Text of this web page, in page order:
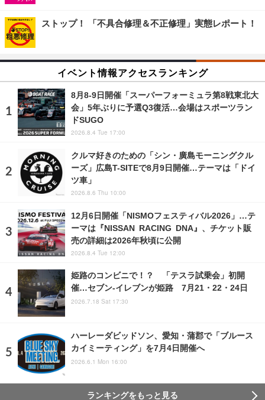
ストップ！ 「不具合修理＆不正修理」実態レポート！
イベント情報アクセスランキング
8月8‐9日開催「スーパーフォーミュラ第8戦東北大
会」5年ぶりに予選Q3復活…会場はスポーツラン
ドSUGO
2026.8.4 Tue 17:00
クルマ好きのための「シン・廣島モーニングクル
ーズ」広島T-SITEで8月9日開催…テーマは「ドイ
ツ車」
2026.8.6 Thu 10:00
12月6日開催「NISMOフェスティバル2026」…テ
ーマは『NISSAN RACING DNA』、チケット販
売の詳細は2026年秋頃に公開
2026.8.4 Tue 12:00
姫路のコンビニで！？ 「テスラ試乗会」初開
催…セブン‐イレブンが姫路 7月21・22・24日
2026.7.18 Sat 17:30
ハーレーダビッドソン、愛知・蒲郡で「ブルース
カイミーティング」を7月4日開催へ
2026.6.1 Mon 16:00
ランキングをもっと見る